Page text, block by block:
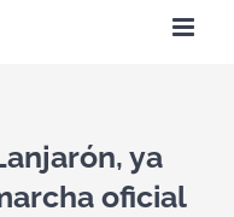
ya
oficial